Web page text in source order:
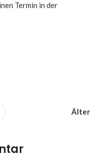
Termin in der
Älter